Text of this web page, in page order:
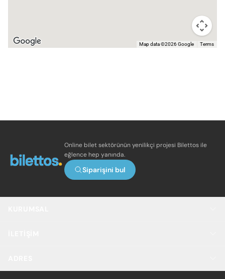
Map data ©2026 Google Terms
Online bilet sektörünün yenilikçi projesi Bilettos ile
eğlence hep yanında.
Siparişini bul